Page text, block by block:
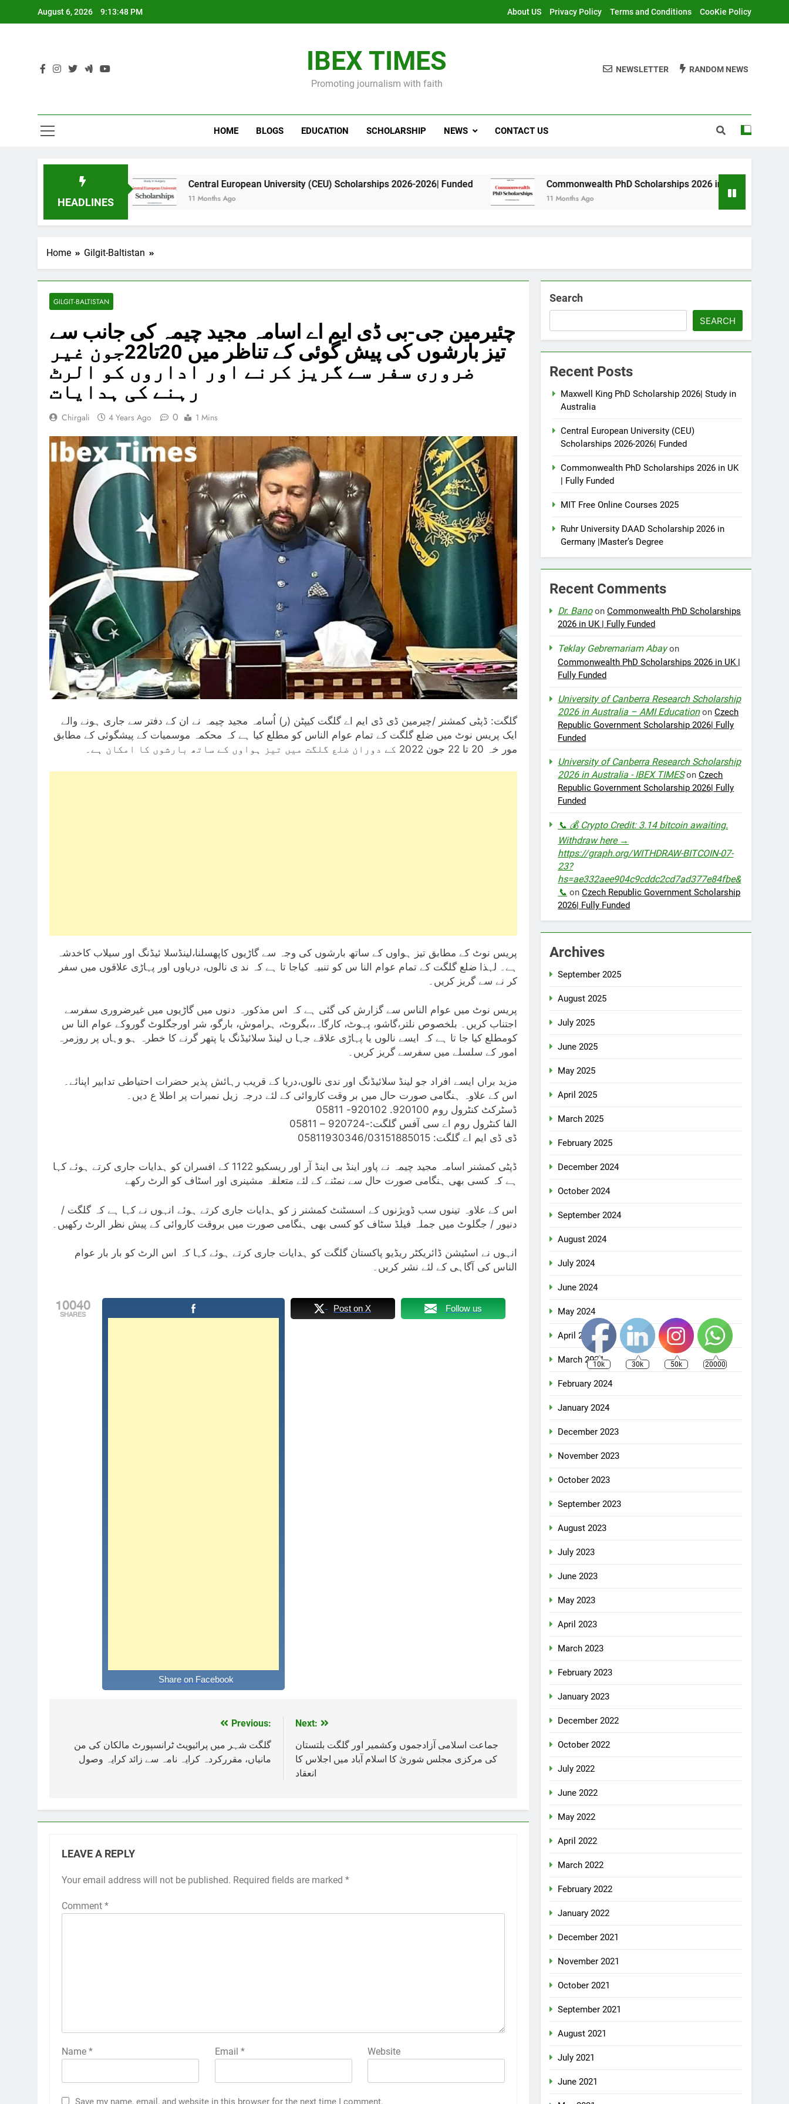
August 6, 2026 9:13:49 PM About US Privacy Policy Terms and Conditions CooKie Policy
IBEX TIMES
Promoting journalism with faith
NEWSLETTER RANDOM NEWS
HOME BLOGS EDUCATION SCHOLARSHIP NEWS CONTACT US
HEADLINES
Central European University (CEU) Scholarships 2026-2026| Funded
11 Months Ago
Commonwealth PhD Scholarships 2026 in UK | Fully Funded
11 Months Ago
Home Gilgit-Baltistan
GILGIT-BALTISTAN
چئیرمین جی-بی ڈی ایم اے اسامہ مجید چیمہ کی جانب سے
تیز بارشوں کی پیش گوئی کے تناظر میں 20تا22جون غیر
ضروری سفر سے گریز کرنے اور اداروں کو الرٹ
رہنے کی ہدایات
Chirgali 4 Years Ago 0 1 Mins
گلگت: ڈپٹی کمشنر /چیرمین ڈی ڈی ایم اے گلگت کیپٹن (ر) اُسامہ مجید چیمہ نے ان کے دفتر سے جاری ہونے والے
ایک پریس نوٹ میں ضلع گلگت کے تمام عوام الناس کو مطلع کیا ہے کہ محکمہ موسمیات کے پیشگوئی کے مطابق
مور خہ 20 تا 22 جون 2022 کے دوران ضلع گلگت میں تیز ہواوں کے ساتھ بارشوں کا امکان ہے۔
پریس نوٹ کے مطابق تیز ہواوں کے ساتھ بارشوں کی وجہ سے گاڑیوں کاپھسلنا،لینڈسلا ئیڈنگ اور سیلاب کاخدشہ
ہے۔ لہذا ضلع گلگت کے تمام عوام النا س کو تنبیہ کیاجا تا ہے کہ ند ی نالوں، دریاوں اور پہاڑی علاقوں میں سفر
کر نے سے گریز کریں۔
پریس نوٹ میں عوام الناس سے گزارش کی گئی ہے کہ اس مذکورہ دنوں میں گاڑیوں میں غیرضروری سفرسے
اجتناب کریں۔ بلخصوص نلتر،گاشو، پہوٹ، کارگاہ،،بگروٹ، ہراموش، بارگو، شر اورجگلوٹ گوروکے عوام النا س
کومطلع کیا جا تا ہے کہ ایسے نالوں یا پہاڑی علاقے جہا ں لینڈ سلائیڈنگ یا پتھر گرنے کا خطرہ ہو وہاں پر روزمرہ
امور کے سلسلے میں سفرسے گریز کریں۔
مزید براں ایسے افراد جو لینڈ سلائیڈنگ اور ندی نالوں،دریا کے قریب رہائش پذیر حضرات احتیاطی تدابیر اپنائے۔
اس کے علاوہ ہنگامی صورت حال میں بر وقت کاروائی کے لئے درجہ زیل نمبرات پر اطلا ع دیں۔
ڈسٹرکٹ کنٹرول روم 920100. 920102- 05811
الفا کنٹرول روم اے سی آفس گلگت:-920724 – 05811
ڈی ڈی ایم اے گلگت: 05811930346/03151885015
ڈپٹی کمشنر اسامہ مجید چیمہ نے پاور اینڈ بی اینڈ آر اور ریسکیو 1122 کے افسران کو ہدایات جاری کرتے ہوئے کہا
ہے کہ کسی بھی ہنگامی صورت حال سے نمٹنے کے لئے متعلقہ مشینری اور اسٹاف کو الرٹ رکھے
اس کے علاوہ تینوں سب ڈویژنوں کے اسسٹنٹ کمشنر ز کو ہدایات جاری کرتے ہوئے انہوں نے کہا ہے کہ گلگت /
دنیور / جگلوٹ میں جملہ فیلڈ سٹاف کو کسی بھی ہنگامی صورت میں بروقت کاروائی کے پیش نظر الرٹ رکھیں۔
انہوں نے اسٹیشن ڈائریکٹر ریڈیو پاکستان گلگت کو ہدایات جاری کرتے ہوئے کہا کہ اس الرٹ کو بار بار عوام
الناس کی آگاہی کے لئے نشر کریں۔
10040
SHARES
Share on Facebook
Post on X Follow us
navigation
Previous:
گلگت شہر میں پرائیویٹ ٹرانسپورٹ مالکان کی من
مانیاں، مقررکردہ کرایہ نامہ سے زائد کرایہ وصول
Next:
جماعت اسلامی آزادجموں وکشمیر اور گلگت بلتستان
کی مرکزی مجلس شوریٰ کا اسلام آباد میں اجلاس کا
انعقاد
LEAVE A REPLY
Your email address will not be published. Required fields are marked *
Comment *
Name * Email * Website
Save my name, email, and website in this browser for the next time I comment.
Search
SEARCH
Recent Posts
Maxwell King PhD Scholarship 2026| Study in
Australia
Central European University (CEU)
Scholarships 2026-2026| Funded
Commonwealth PhD Scholarships 2026 in UK
| Fully Funded
MIT Free Online Courses 2025
Ruhr University DAAD Scholarship 2026 in
Germany |Master’s Degree
Recent Comments
Dr. BanoonCommonwealth PhD Scholarships
2026 in UK | Fully Funded
Teklay Gebremariam Abayon
Commonwealth PhD Scholarships 2026 in UK |
Fully Funded
University of Canberra Research Scholarship
2026 in Australia – AMI EducationonCzech
Republic Government Scholarship 2026| Fully
Funded
University of Canberra Research Scholarship
2026 in Australia - IBEX TIMESonCzech
Republic Government Scholarship 2026| Fully
Funded
📞 💰 Crypto Credit: 3.14 bitcoin awaiting.
Withdraw here →
https://graph.org/WITHDRAW-BITCOIN-07-
23?
hs=ae332aee904c9cddc2cd7ad377e84fbe&
📞 onCzech Republic Government Scholarship
2026| Fully Funded
Archives
September 2025
August 2025
July 2025
June 2025
May 2025
April 2025
March 2025
February 2025
December 2024
October 2024
September 2024
August 2024
July 2024
June 2024
May 2024
April 2024
March 2024
February 2024
January 2024
December 2023
November 2023
October 2023
September 2023
August 2023
July 2023
June 2023
May 2023
April 2023
March 2023
February 2023
January 2023
December 2022
October 2022
July 2022
June 2022
May 2022
April 2022
March 2022
February 2022
January 2022
December 2021
November 2021
October 2021
September 2021
August 2021
July 2021
June 2021
10k 30k 50k 20000